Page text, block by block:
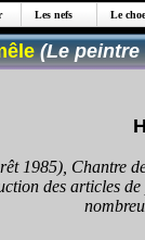
Les nefs Le
(Le peintre
1985), Chantre
des articles